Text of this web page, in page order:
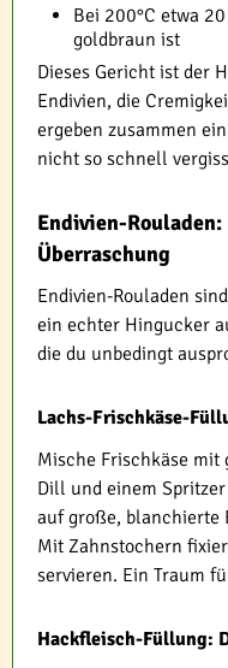
Bei 200°C etwa
goldbraun ist
Dieses Gericht ist der
Endivien, die
ergeben zusammen
nicht so schnell
Endivien-
Überraschung
Endivien-Rouladen
ein echter Hingucker
die du unbedingt
Lachs-Frischkäse-
Mische Frischkäse
Dill und einem
auf große, blanchierte
Mit Zahnstochern
servieren. Ein Traum
Hackfleisch-Füllung: